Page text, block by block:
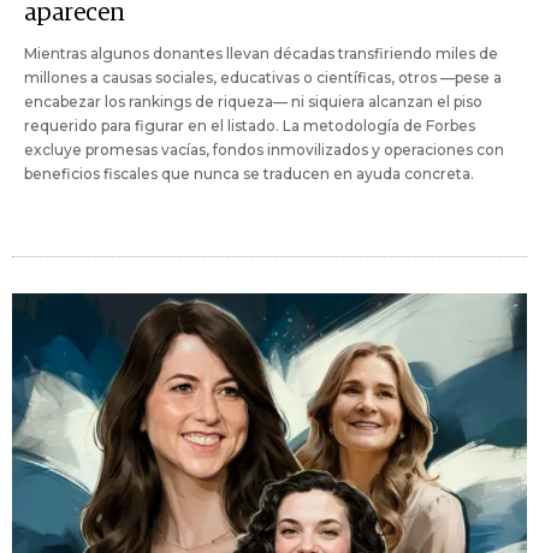
aparecen
Mientras algunos donantes llevan décadas transfiriendo miles de
millones a causas sociales, educativas o científicas, otros —pese a
encabezar los rankings de riqueza— ni siquiera alcanzan el piso
requerido para figurar en el listado. La metodología de Forbes
excluye promesas vacías, fondos inmovilizados y operaciones con
beneficios fiscales que nunca se traducen en ayuda concreta.